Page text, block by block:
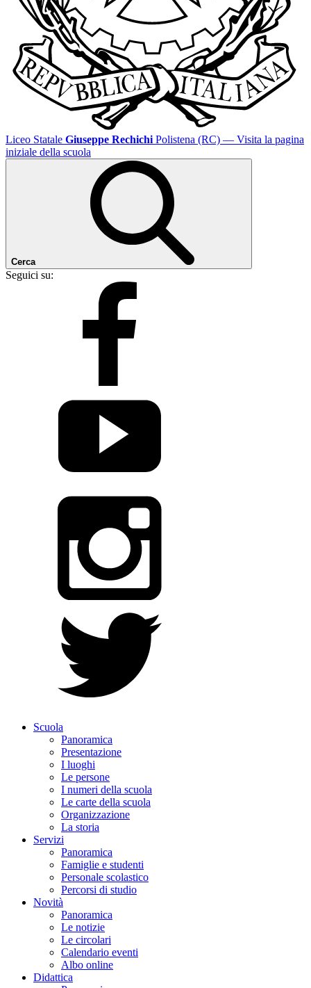
Liceo Statale Giuseppe Rechichi Polistena (RC) — Visita la pagina
iniziale della scuola
Cerca
Seguici su:
Scuola
Panoramica
Presentazione
I luoghi
Le persone
I numeri della scuola
Le carte della scuola
Organizzazione
La storia
Servizi
Panoramica
Famiglie e studenti
Personale scolastico
Percorsi di studio
Novità
Panoramica
Le notizie
Le circolari
Calendario eventi
Albo online
Didattica